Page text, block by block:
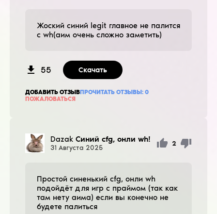
Жоский синий legit главное не палится
с wh(аим очень сложно заметить)
55 Скачать
ДОБАВИТЬ ОТЗЫВПРОЧИТАТЬ ОТЗЫВЫ: 0
ПОЖАЛОВАТЬСЯ
Dazak Синий cfg, онли wh!
31 Августа 2025
2
Простой синенький cfg, онли wh
подойдёт для игр с праймом (так как
там нету аима) если вы конечно не
будете палиться